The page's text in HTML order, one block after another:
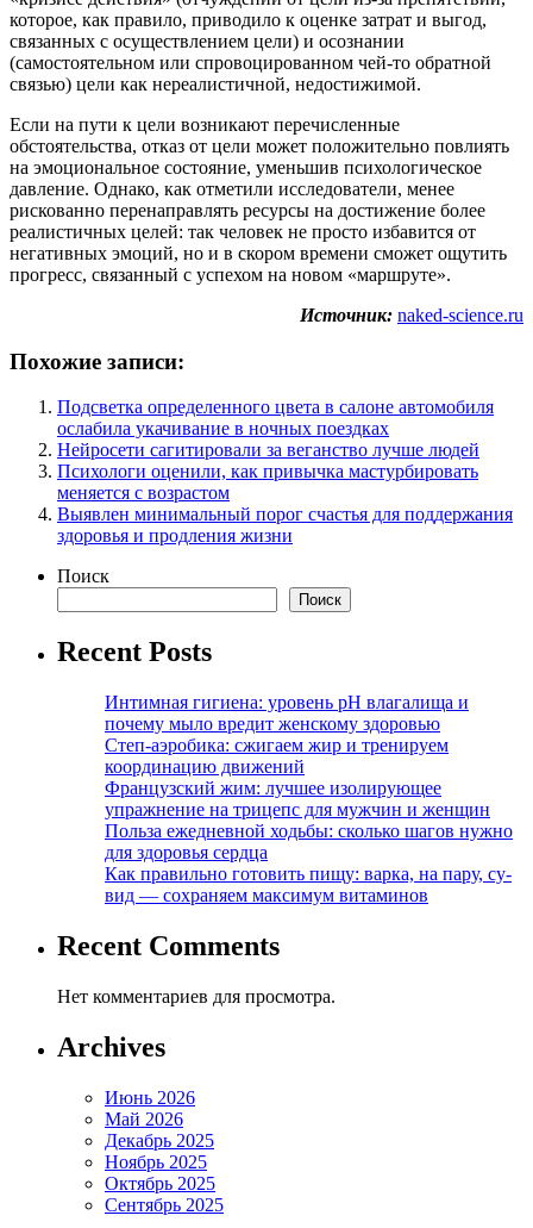
которое, как правило, приводило к оценке затрат и выгод,
связанных с осуществлением цели) и осознании
(самостоятельном или спровоцированном чей-то обратной
связью) цели как нереалистичной, недостижимой.
Если на пути к цели возникают перечисленные
обстоятельства, отказ от цели может положительно повлиять
на эмоциональное состояние, уменьшив психологическое
давление. Однако, как отметили исследователи, менее
рискованно перенаправлять ресурсы на достижение более
реалистичных целей: так человек не просто избавится от
негативных эмоций, но и в скором времени сможет ощутить
прогресс, связанный с успехом на новом «маршруте».
Источник: naked-science.ru
Похожие записи:
Подсветка определенного цвета в салоне автомобиля
ослабила укачивание в ночных поездках
Нейросети сагитировали за веганство лучше людей
Психологи оценили, как привычка мастурбировать
меняется с возрастом
Выявлен минимальный порог счастья для поддержания
здоровья и продления жизни
Поиск
Поиск
Recent Posts
Интимная гигиена: уровень pH влагалища и
почему мыло вредит женскому здоровью
Степ-аэробика: сжигаем жир и тренируем
координацию движений
Французский жим: лучшее изолирующее
упражнение на трицепс для мужчин и женщин
Польза ежедневной ходьбы: сколько шагов нужно
для здоровья сердца
Как правильно готовить пищу: варка, на пару, су-
вид — сохраняем максимум витаминов
Recent Comments
Нет комментариев для просмотра.
Archives
Июнь 2026
Май 2026
Декабрь 2025
Ноябрь 2025
Октябрь 2025
Сентябрь 2025